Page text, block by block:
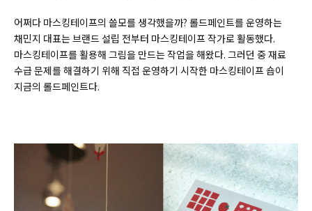
어쩌다 마스킹테이프의 쓸모를 생각했을까? 롤드페인트를 운영하는
채민지 대표는 브랜드 설립 전부터 마스킹테이프 작가로 활동했다.
마스킹테이프를 활용해 그림을 만드는 작업을 해왔다. 그러던 중 재료
수급 문제를 해결하기 위해 직접 운영하기 시작한 마스킹테이프 숍이
지금의 롤드페인트다.